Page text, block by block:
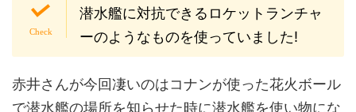
潜水艦に対抗できるロケットランチャ
ーのようなものを使っていました!
赤井さんが今回凄いのはコナンが使った花火ボール
で潜水艦の場所を知らせた時に潜水艦を使い物にな